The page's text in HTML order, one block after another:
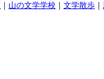
｜ 山の文学学校 ｜ 文学散歩 ｜